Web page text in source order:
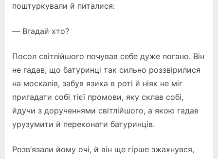
поштуркували й питалися:
— Вгадай хто?
Посол світлійшого почував себе дуже погано. Він
не гадав, що батуринці так сильно роззвірилися
на москалів, забув язика в роті й ніяк не міг
пригадати собі тієї промови, яку склав собі,
йдучи з дорученнями світлійшого, а якою гадав
урузумити й переконати батуринців.
Розв’язали йому очі, й він ще гірше зжахнувся,